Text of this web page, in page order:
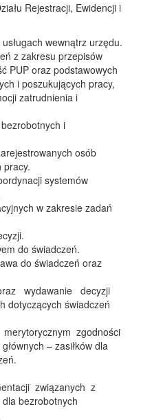
Rejestracji, Ewidencji i
wewnątrz urzędu.
z zakresu przepisów
PUP oraz podstawowych
i poszukujących pracy,
zatrudnienia i
i
osób
pracy.
systemów
w zakresie zadań
do świadczeń.
do świadczeń oraz
wydawanie decyzji
dotyczących świadczeń
zgodności
– zasiłków dla
związanych z
bezrobotnych